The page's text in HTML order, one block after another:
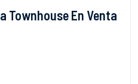
Townhouse En Venta